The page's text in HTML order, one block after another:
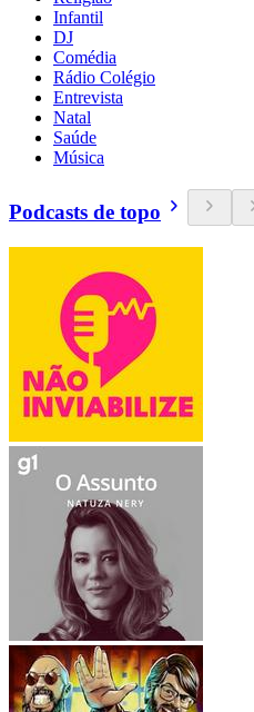
Infantil
DJ
Comédia
Rádio Colégio
Entrevista
Natal
Saúde
Música
Podcasts de topo